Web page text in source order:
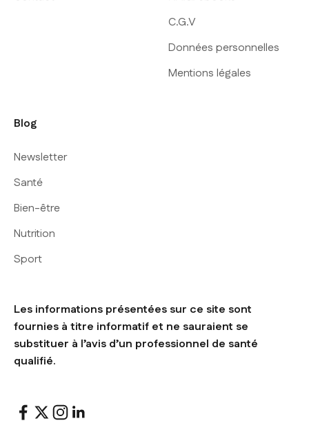
C.G.V
Données personnelles
Mentions légales
Blog
Newsletter
Santé
Bien-être
Nutrition
Sport
Les informations présentées sur ce site sont
fournies à titre informatif et ne sauraient se
substituer à l’avis d’un professionnel de santé
qualifié.